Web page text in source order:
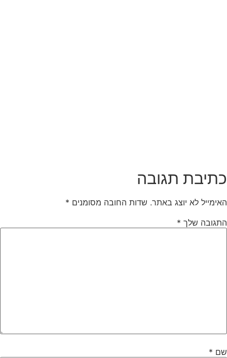
תגובה
לא יוצג באתר. שדות החובה מסומנים *
שלך*
*